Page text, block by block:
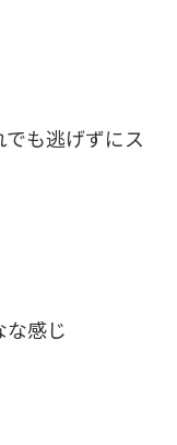
も逃げずにス
感じ